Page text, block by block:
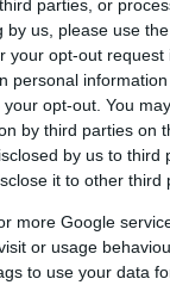
parties, or
us, please use
your opt-out
personal
opt-out. You
by third parties on
by us to third
it to other third
more Google
or usage
to use your data